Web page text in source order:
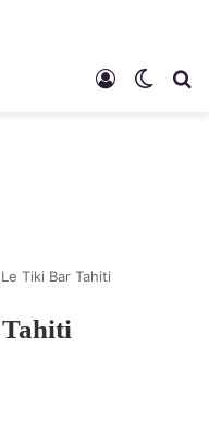
Connexion
Le Tiki Bar Tahiti